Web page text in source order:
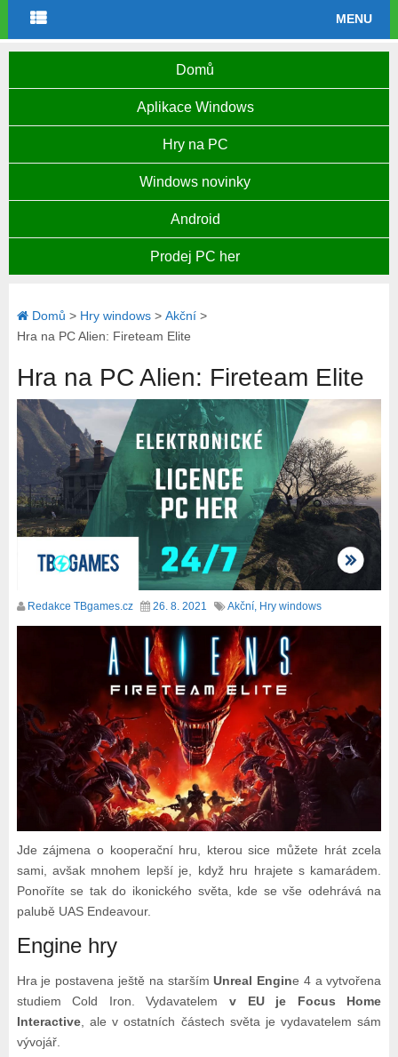
MENU
Domů
Aplikace Windows
Hry na PC
Windows novinky
Android
Prodej PC her
Domů > Hry windows> Akční>
Hra na PC Alien: Fireteam Elite
Hra na PC Alien: Fireteam Elite
Redakce TBgames.cz 26. 8. 2021 Akční, Hry windows
Jde zájmena o kooperační hru, kterou sice můžete hrát zcela
sami, avšak mnohem lepší je, když hru hrajete s kamarádem.
Ponoříte se tak do ikonického světa, kde se vše odehrává na
palubě UAS Endeavour.
Engine hry
Hra je postavena ještě na staršímUnreal Engine 4 a vytvořena
studiem Cold Iron. Vydavatelemv EU je Focus Home
Interactive, ale v ostatních částech světa je vydavatelem sám
vývojář.